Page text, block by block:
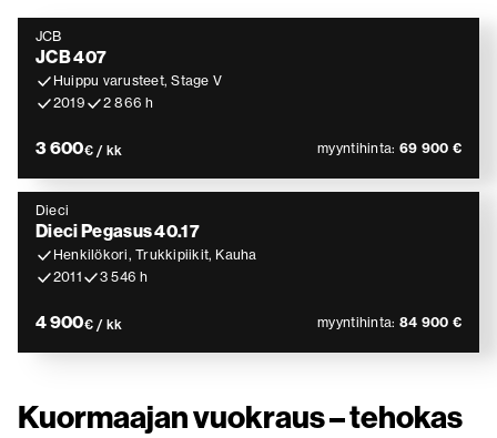
JCB
JCB 407
Huippu varusteet, Stage V
2019
2 866 h
3 600€ / kk myyntihinta: 69 900 €
Dieci
Dieci Pegasus 40.17
Henkilökori, Trukkipiikit, Kauha
2011
3 546 h
4 900€ / kk myyntihinta: 84 900 €
Kuormaajan vuokraus – tehokas